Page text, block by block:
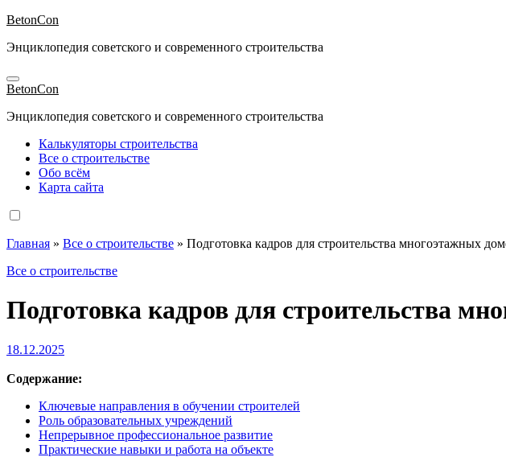
Перейти
содержимому
BetonCon
Энциклопедия советского и современного строительства
BetonCon
Энциклопедия советского и современного строительства
Калькуляторы строительства
Все о строительстве
Обо всём
Карта сайта
Главная » Все о строительстве » Подготовка кадров для строительства многоэтажных
Все о строительстве
Подготовка кадров для строительства
18.12.2025
Содержание:
Ключевые направления в обучении строителей
Роль образовательных учреждений
Непрерывное профессиональное развитие
Практические навыки и работа на объекте